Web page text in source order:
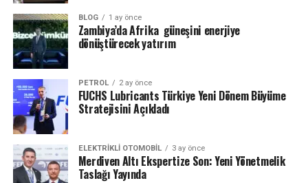
BLOG 1 ay önce
Zambiya’da Afrika güneşini enerjiye
dönüştürecek yatırım
PETROL 2 ay önce
FUCHS Lubricants Türkiye Yeni Dönem Büyüme
Stratejisini Açıkladı
ELEKTRIKLI OTOMOBIL 3 ay önce
Merdiven Altı Ekspertize Son: Yeni Yönetmelik
Taslağı Yayında